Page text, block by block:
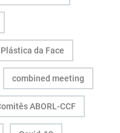
da Face
combined meeting
ABORL-CCF